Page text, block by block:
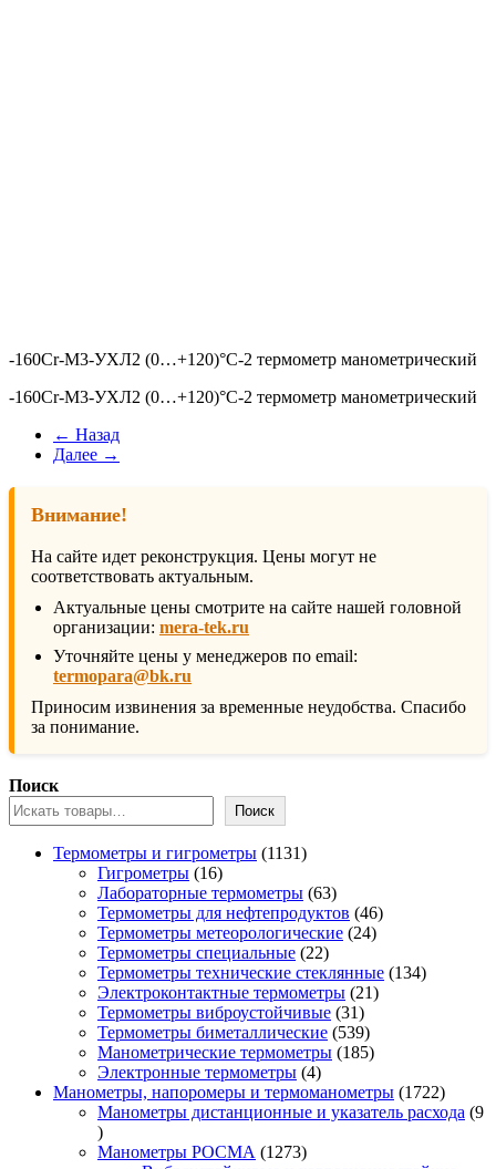
-160Сr-М3-УХЛ2 (0…+120)°С-2 термометр манометрический
-160Сr-М3-УХЛ2 (0…+120)°С-2 термометр манометрический
← Назад
Далее →
Внимание!
На сайте идет реконструкция. Цены могут не
соответствовать актуальным.
Актуальные цены смотрите на сайте нашей головной
организации: mera-tek.ru
Уточняйте цены у менеджеров по email:
termopara@bk.ru
Приносим извинения за временные неудобства. Спасибо
за понимание.
Поиск
Поиск
Термометры и гигрометры 11311131
Гигрометры 1616
товаров
Лабораторные термометры 6363
товара
Термометры для нефтепродуктов 4646
Термометры метеорологические 2424
Термометры специальные 2222
товара
Термометры технические стеклянные 134134
Электроконтактные термометры 2121
Термометры виброустойчивые 3131
товар
Термометры биметаллические 539539
товаров
Манометрические термометры 185185
Электронные термометры 44
товара
Манометры, напоромеры и термоманометры 17221722
товара
Манометры дистанционные и указатель расхода 9
9
товаров
Манометры РОСМА 12731273